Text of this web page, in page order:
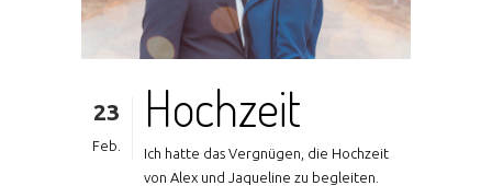
23
Feb.
Hochzeit
Ich hatte das Vergnügen, die Hochzeit
von Alex und Jaqueline zu begleiten.